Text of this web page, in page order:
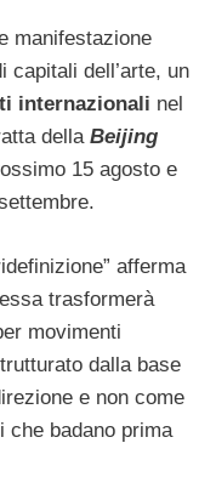
manifestazione
capitali dell’arte, un
internazionali nel
della Beijing
15 agosto e
afferma
trasformerà
movimenti
dalla base
e non come
che badano prima